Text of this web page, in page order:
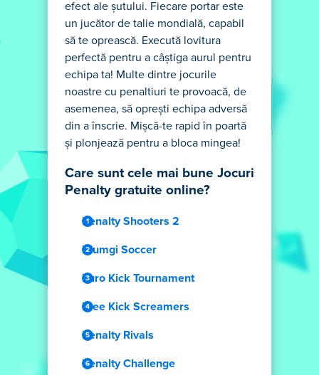
efect ale șutului. Fiecare portar este
un jucător de talie mondială, capabil
să te oprească. Execută lovitura
perfectă pentru a câștiga aurul pentru
echipa ta! Multe dintre jocurile
noastre cu penaltiuri te provoacă, de
asemenea, să oprești echipa adversă
din a înscrie. Mișcă-te rapid în poartă
și plonjează pentru a bloca mingea!
Care sunt cele mai bune Jocuri
Penalty gratuite online?
Penalty Shooters 2
Blumgi Soccer
Euro Kick Tournament
Free Kick Screamers
Penalty Rivals
Penalty Challenge